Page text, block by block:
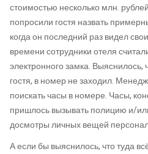
стоимостью несколько млн.
попросили гостя назвать
когда он последний раз видел
времени сотрудники отеля
электронного замка. Выяснилось,
гостя, в номер не заходил.
поискать часы в номере. Часы,
пришлось вызывать полицию и/
досмотры личных вещей
А если бы выяснилось, что туда